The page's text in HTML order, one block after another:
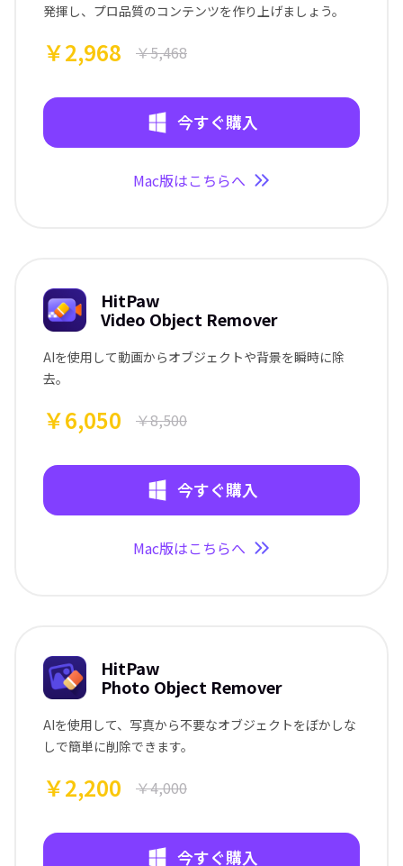
発揮し、プロ品質のコンテンツを作り上げましょう。
￥2,968 ￥5,468
今すぐ購入
Mac版はこちらへ
HitPaw
Video Object Remover
AIを使用して動画からオブジェクトや背景を瞬時に除
去。
￥6,050 ￥8,500
今すぐ購入
Mac版はこちらへ
HitPaw
Photo Object Remover
AIを使用して、写真から不要なオブジェクトをぼかしな
しで簡単に削除できます。
￥2,200 ￥4,000
今すぐ購入